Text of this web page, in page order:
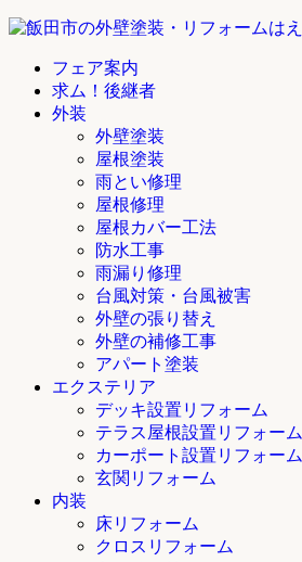
フェア案内
求ム！後継者
外装
外壁塗装
屋根塗装
雨とい修理
屋根修理
屋根カバー工法
防水工事
雨漏り修理
台風対策・台風被害
外壁の張り替え
外壁の補修工事
アパート塗装
エクステリア
デッキ設置リフォーム
テラス屋根設置リフォーム
カーポート設置リフォーム
玄関リフォーム
内装
床リフォーム
クロスリフォーム